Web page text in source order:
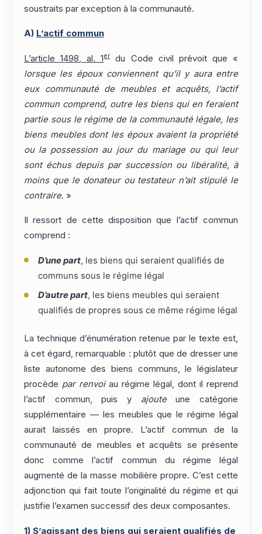
soustraits par exception à la communauté.
A) L’actif commun
L’article 1498, al. 1erdu Code civil prévoit que «
lorsque les époux conviennent qu’il y aura entre
eux communauté de meubles et acquêts, l’actif
commun comprend, outre les biens qui en feraient
partie sous le régime de la communauté légale, les
biens meubles dont les époux avaient la propriété
ou la possession au jour du mariage ou qui leur
sont échus depuis par succession ou libéralité, à
moins que le donateur ou testateur n’ait stipulé le
contraire. »
Il ressort de cette disposition que l’actif commun
comprend :
D’une part, les biens qui seraient qualifiés de
communs sous le régime légal
D’autre part, les biens meubles qui seraient
qualifiés de propres sous ce même régime légal
La technique d’énumération retenue par le texte est,
à cet égard, remarquable : plutôt que de dresser une
liste autonome des biens communs, le législateur
procède par renvoiau régime légal, dont il reprend
l’actif commun, puis y ajouteune catégorie
supplémentaire — les meubles que le régime légal
aurait laissés en propre. L’actif commun de la
communauté de meubles et acquêts se présente
donc comme l’actif commun du régime légal
augmenté de la masse mobilière propre. C’est cette
adjonction qui fait toute l’originalité du régime et qui
justifie l’examen successif des deux composantes.
1) S’agissant des biens qui seraient qualifiés de